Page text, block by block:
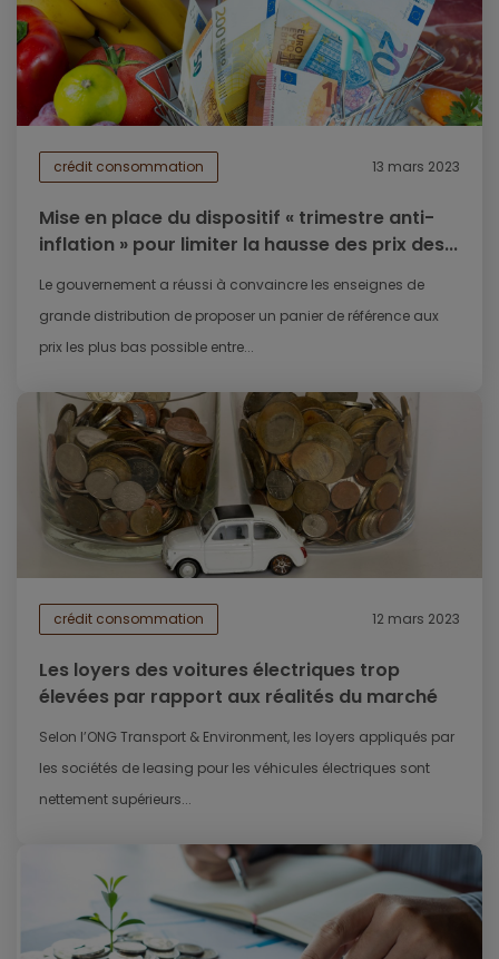
crédit consommation 13 mars 2023
Mise en place du dispositif « trimestre anti-
inflation » pour limiter la hausse des prix des...
Le gouvernement a réussi à convaincre les enseignes de
grande distribution de proposer un panier de référence aux
prix les plus bas possible entre...
crédit consommation 12 mars 2023
Les loyers des voitures électriques trop
élevées par rapport aux réalités du marché
Selon l’ONG Transport & Environment, les loyers appliqués par
les sociétés de leasing pour les véhicules électriques sont
nettement supérieurs...